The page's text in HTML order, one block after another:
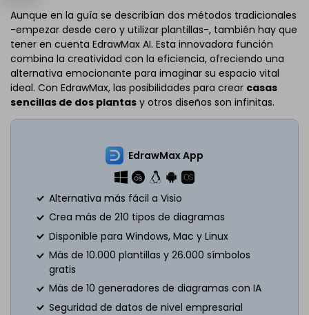
Aunque en la guía se describían dos métodos tradicionales
-empezar desde cero y utilizar plantillas-, también hay que
tener en cuenta EdrawMax AI. Esta innovadora función
combina la creatividad con la eficiencia, ofreciendo una
alternativa emocionante para imaginar su espacio vital
ideal. Con EdrawMax, las posibilidades para crear casas
sencillas de dos plantas y otros diseños son infinitas.
EdrawMax App
Alternativa más fácil a Visio
Crea más de 210 tipos de diagramas
Disponible para Windows, Mac y Linux
Más de 10.000 plantillas y 26.000 símbolos
gratis
Más de 10 generadores de diagramas con IA
Seguridad de datos de nivel empresarial